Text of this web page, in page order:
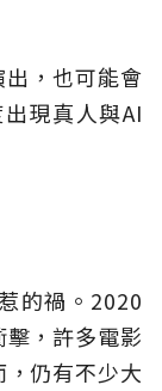
，也可能會
現真人與AI
的禍。2020
，許多電影
仍有不少大